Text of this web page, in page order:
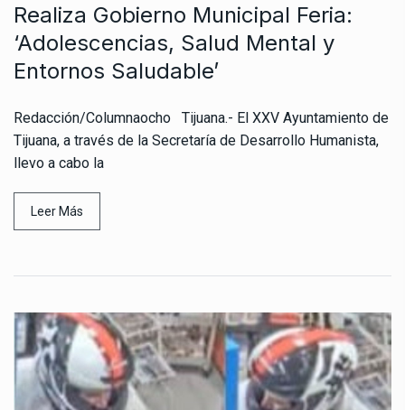
Realiza Gobierno Municipal Feria:
‘Adolescencias, Salud Mental y
Entornos Saludable’
Redacción/Columnaocho Tijuana.- El XXV Ayuntamiento de
Tijuana, a través de la Secretaría de Desarrollo Humanista,
llevo a cabo la
Leer Más